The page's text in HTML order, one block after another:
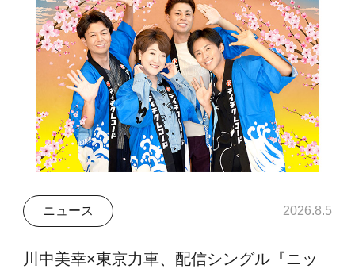
ニュース 2026.8.5
川中美幸×東京力車、配信シングル『ニッ